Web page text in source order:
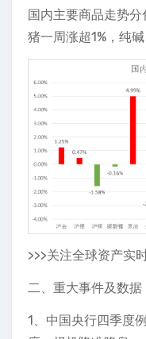
国内主要商品走势
猪一周涨超1%，纯
>>>关注全球资产实
二、重大事件及数据
1、中国央行四季度